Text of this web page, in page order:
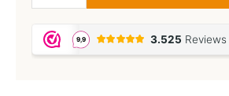
4
Seasons
Fiesta